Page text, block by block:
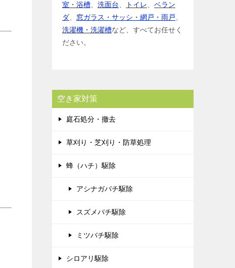
室・浴槽
洗面台 トイレ
ベラン
ダ
窓ガラス・サッシ・網戸・雨戸
洗濯機・洗濯槽など、すべてお任せく
ださい。
空き家対策
庭石処分・撤去
草刈り・芝刈り・防草処理
蜂（ハチ）駆除
アシナガバチ駆除
スズメバチ駆除
ミツバチ駆除
シロアリ駆除